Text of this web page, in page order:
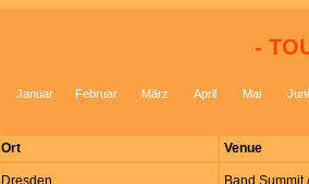
-
Januar Februar März April Mai Juni
Ort Venue
Dresden Band Summit